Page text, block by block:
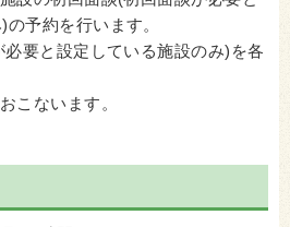
予約を行います。
要と設定している施設のみ)を各
こないます。